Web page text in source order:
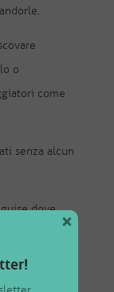
o
come
senza alcun
dove
un
×